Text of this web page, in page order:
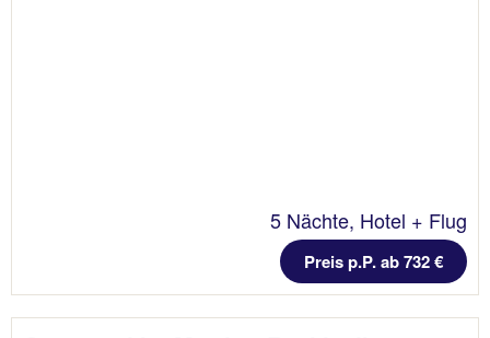
5 Nächte, Hotel + Flug
Preis p.P. ab 732 €